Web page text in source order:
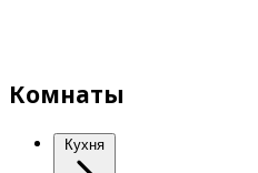
Комнаты
Кухня